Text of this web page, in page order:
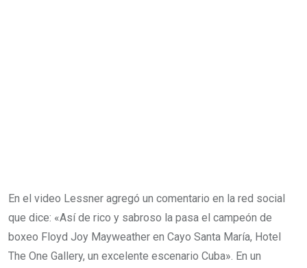
En el video Lessner agregó un comentario en la red social
que dice: «Así de rico y sabroso la pasa el campeón de
boxeo Floyd Joy Mayweather en Cayo Santa María, Hotel
The One Gallery, un excelente escenario Cuba». En un